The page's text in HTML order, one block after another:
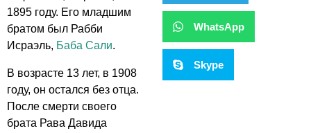
1895 году. Его младшим
братом был Рабби
Исраэль, Баба Сали.
В возрасте 13 лет, в 1908
году, он остался без отца.
После смерти своего
брата Рава Давида
WhatsApp
Skype